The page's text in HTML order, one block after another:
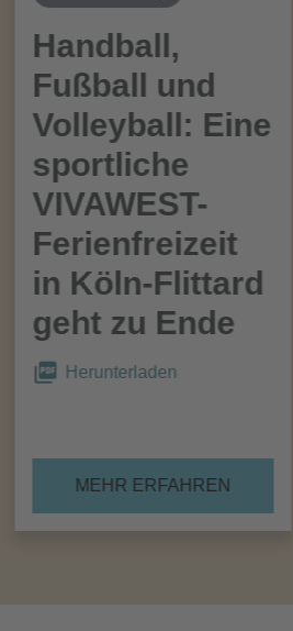
Handball,
Fußball und
Volleyball: Eine
sportliche
VIVAWEST-
Ferienfreizeit
in Köln-Flittard
geht zu Ende
Herunterladen
MEHR ERFAHREN